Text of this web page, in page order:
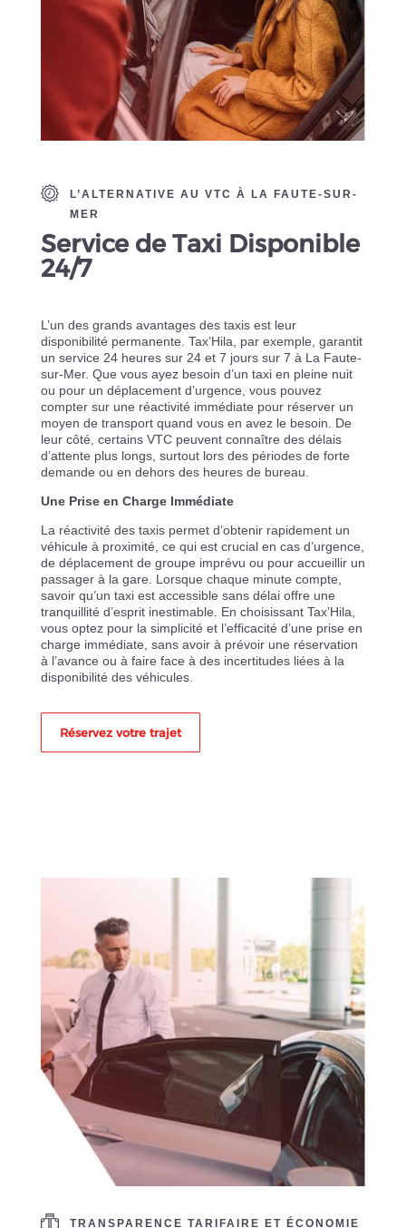
L’ALTERNATIVE AU VTC À LA FAUTE-SUR-
MER
Service de Taxi Disponible
24/7
L’un des grands avantages des taxis est leur
disponibilité permanente. Tax’Hila, par exemple, garantit
un service 24 heures sur 24 et 7 jours sur 7 à La Faute-
sur-Mer. Que vous ayez besoin d’un taxi en pleine nuit
ou pour un déplacement d’urgence, vous pouvez
compter sur une réactivité immédiate pour réserver un
moyen de transport quand vous en avez le besoin. De
leur côté, certains VTC peuvent connaître des délais
d’attente plus longs, surtout lors des périodes de forte
demande ou en dehors des heures de bureau.
Une Prise en Charge Immédiate
La réactivité des taxis permet d’obtenir rapidement un
véhicule à proximité, ce qui est crucial en cas d’urgence,
de déplacement de groupe imprévu ou pour accueillir un
passager à la gare. Lorsque chaque minute compte,
savoir qu’un taxi est accessible sans délai offre une
tranquillité d’esprit inestimable. En choisissant Tax’Hila,
vous optez pour la simplicité et l’efficacité d’une prise en
charge immédiate, sans avoir à prévoir une réservation
à l’avance ou à faire face à des incertitudes liées à la
disponibilité des véhicules.
Réservez votre trajet
TRANSPARENCE TARIFAIRE ET ÉCONOMIE